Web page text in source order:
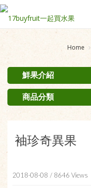
Home
鮮果介紹
商品分類
袖珍奇異果
2018-08-08 / 8646 Views